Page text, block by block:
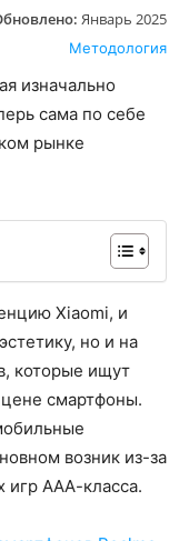
Январь 2025
Методология
изначально
сама по себе
рынке
Xiaomi, и
но и на
которые ищут
смартфоны.
возник из-за
игр ААА-класса.